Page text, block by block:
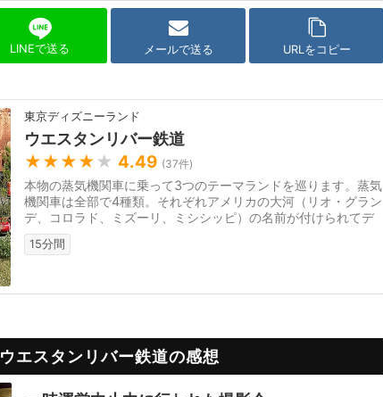
LINEで送る メールで送る URLをコピー
東京ディズニーランド
ウエスタンリバー鉄道
★★★★ ★ 4.49 (37件)
本物の蒸気機関車に乗って3つのテーマランドを巡ります。蒸気
機関車は全部で4種類。それぞれアメリカの大河（リオ・グラン
デ、コロラド、ミズーリ、ミシシッピ）の名前が付けられてデ
ザインも違います。どれに乗...
15分間
ウエスタンリバー鉄道の感想